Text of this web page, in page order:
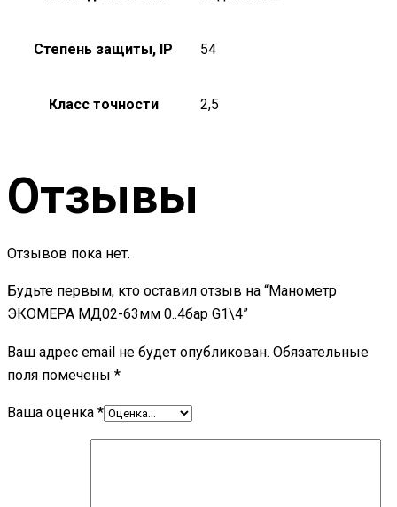
Степень защиты, IP 54
Класс точности 2,5
Отзывы
Отзывов пока нет.
Будьте первым, кто оставил отзыв на “Манометр
ЭКОМЕРА МД02-63мм 0..4бар G1\4”
Ваш адрес email не будет опубликован. Обязательные
поля помечены *
Ваша оценка *